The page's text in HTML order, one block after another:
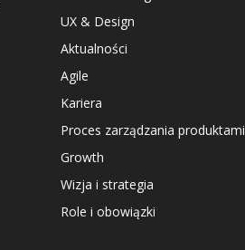
UX & Design
Aktualności
Agile
Kariera
Proces zarządzania produktami
Growth
Wizja i strategia
Role i obowiązki